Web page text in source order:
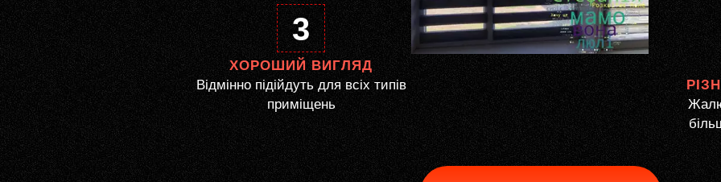
3
ХОРОШИЙ ВИГЛЯД
Відмінно підійдуть для всіх типів
приміщень